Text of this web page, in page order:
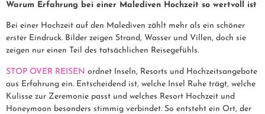
Warum Erfahrung bei einer Malediven Hochzeit so wertvoll ist
Bei einer Hochzeit auf den Malediven zählt mehr als ein schöner
erster Eindruck. Bilder zeigen Strand, Wasser und Villen, doch sie
zeigen nur einen Teil des tatsächlichen Reisegefühls.
STOP OVER REISEN ordnet Inseln, Resorts und Hochzeitsangebote
aus Erfahrung ein. Entscheidend ist, welche Insel Ruhe trägt, welche
Kulisse zur Zeremonie passt und welches Resort Hochzeit und
Honeymoon besonders stimmig verbindet. So entsteht ein Ort, der